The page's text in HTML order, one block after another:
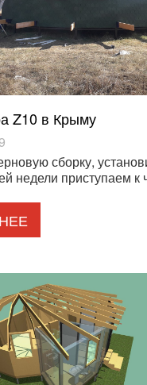
Z10 в Крыму
сборку,
недели приступаем к